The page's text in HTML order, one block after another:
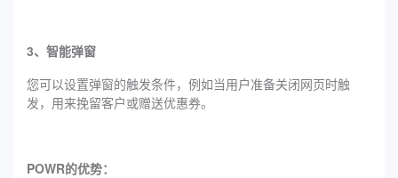
3、智能弹窗
您可以设置弹窗的触发条件，例如当用户准备关闭网页时触
发，用来挽留客户或赠送优惠券。
POWR的优势：